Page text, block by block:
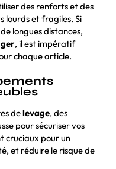
des renforts et des
lourds et fragiles. Si
longues distances,
, il est impératif
chaque article.
delevage, des
pour sécuriser vos
cruciaux pour un
et réduire le risque de